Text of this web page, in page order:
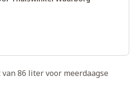
86 liter voor meerdaagse